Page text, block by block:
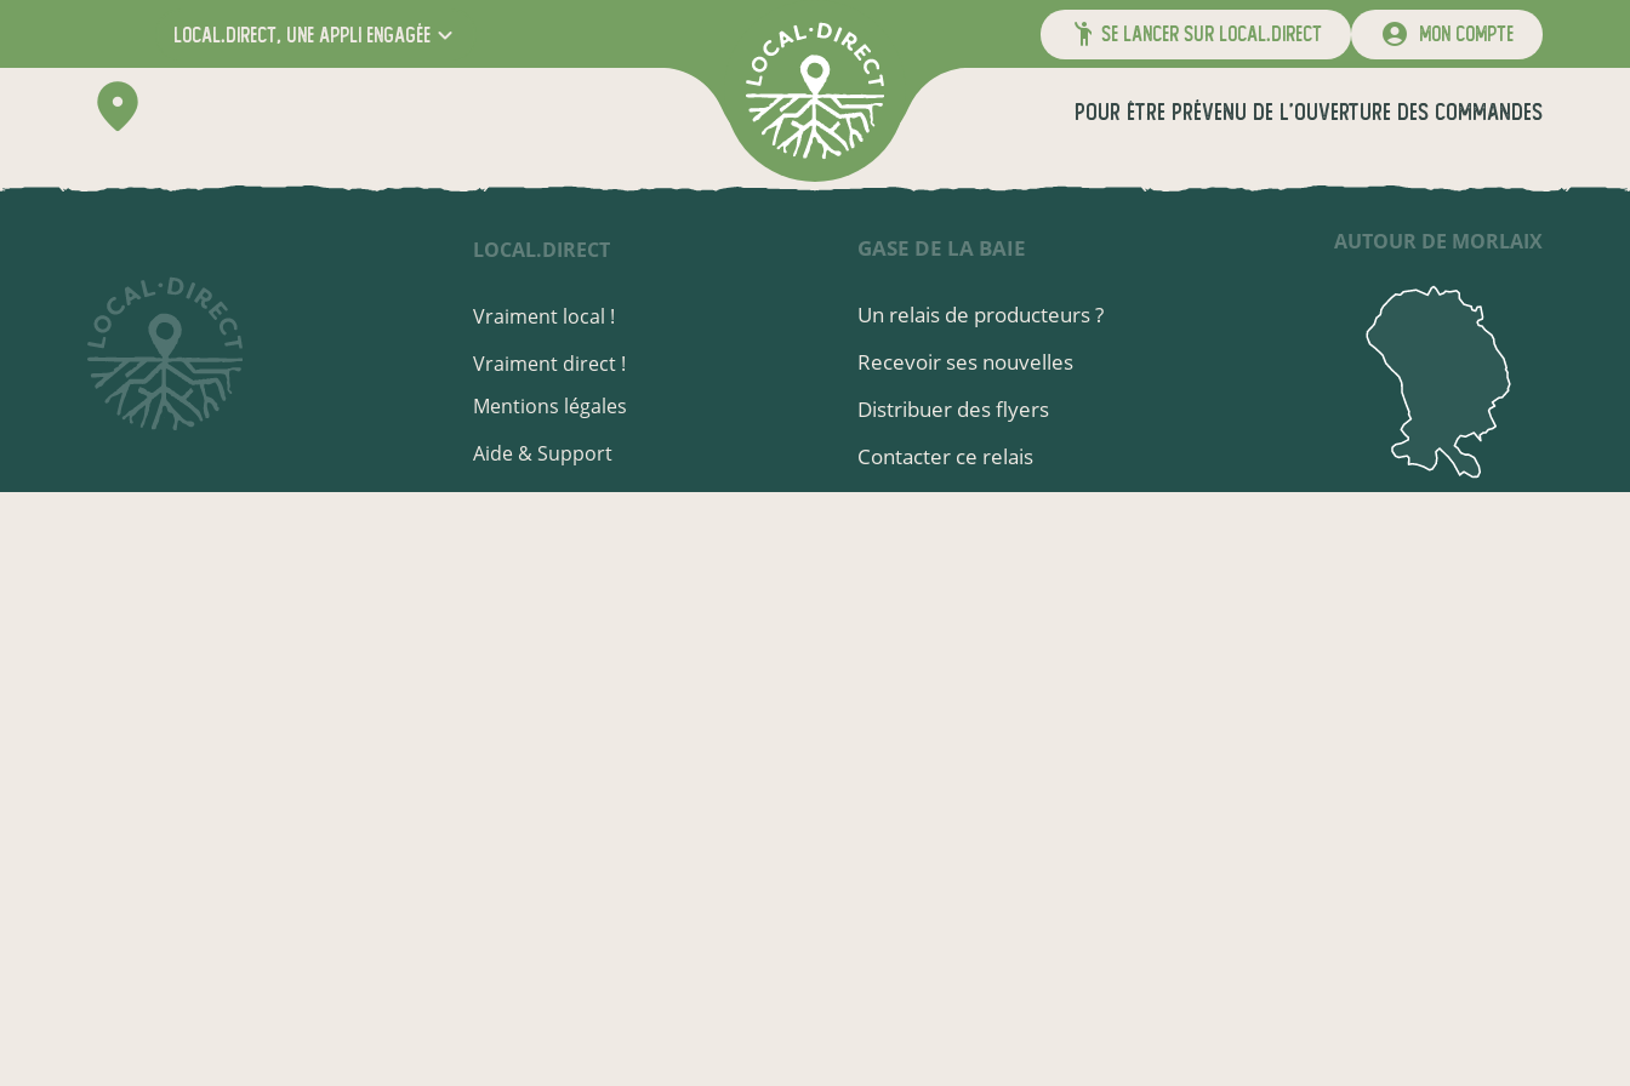
local.direct, une appli engagée se lancer sur local.direct mon compte
POUR ÊTRE PRÉVENU DE L'OUVERTURE DES COMMANDES
LOCAL.DIRECT
Vraiment local !
Vraiment direct !
Mentions légales
Aide & Support
GASE DE LA BAIE
Un relais de producteurs ?
Recevoir ses nouvelles
Distribuer des flyers
Contacter ce relais
AUTOUR DE MORLAIX